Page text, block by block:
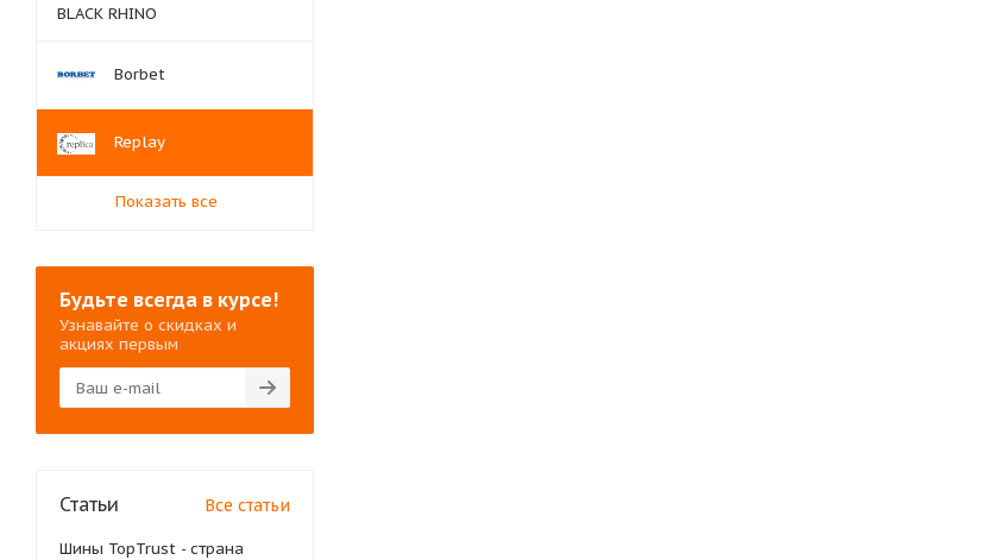
BLACK RHINO
Borbet
Replay
Показать все
Будьте всегда в курсе!
Узнавайте о скидках и
акциях первым
Статьи Все статьи
Шины TopTrust - страна